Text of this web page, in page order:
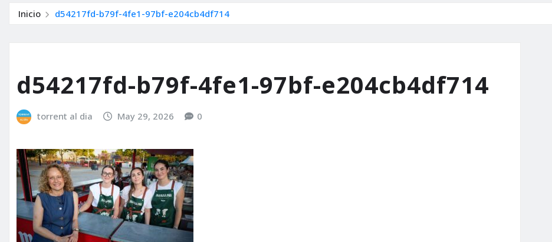
Inicio d54217fd-b79f-4fe1-97bf-e204cb4df714
d54217fd-b79f-4fe1-97bf-e204cb4df714
torrent al dia May 29, 2026 0